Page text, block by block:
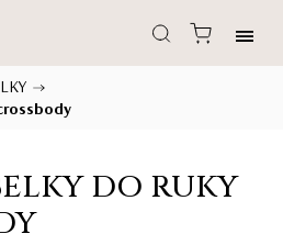
/
DO RUKY